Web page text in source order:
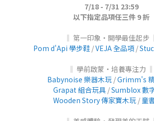
7/18 - 7/31 23:59
以下指定品項任三件 9 折
‖ 第一印象‧開學最佳起步
Pom d'Api 學步鞋/VEJA 全品項/
‖ 學前啟蒙‧培養專注力 ‖
Babynoise 樂器木玩/Grimm's
Grapat 組合玩具/Sumblox 數
Wooden Story 傳家寶木玩 / 童